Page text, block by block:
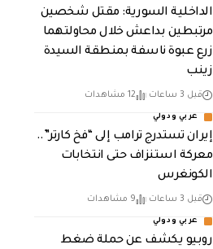
الداخلية السورية: مقتل شخصين
مرتبطين بداعش خلال محاولتهما
زرع عبوة ناسفة بمنطقة السيدة
زينب
قبل 3 ساعات 12 مشاهدات
عربي ودولي
إيران تستدرج ترامب إلى “فخ كارتر”..
معركة استنزاف حتى انتخابات
الكونغرس
قبل 3 ساعات 9 مشاهدات
عربي ودولي
روبيو يكشف عن حملة ضغط